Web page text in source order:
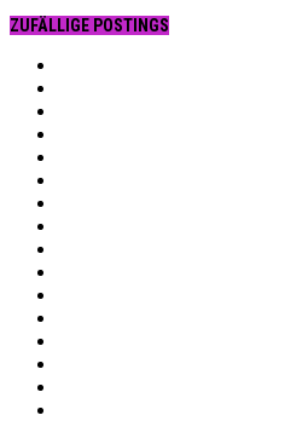
ZUFÄLLIGE POSTINGS